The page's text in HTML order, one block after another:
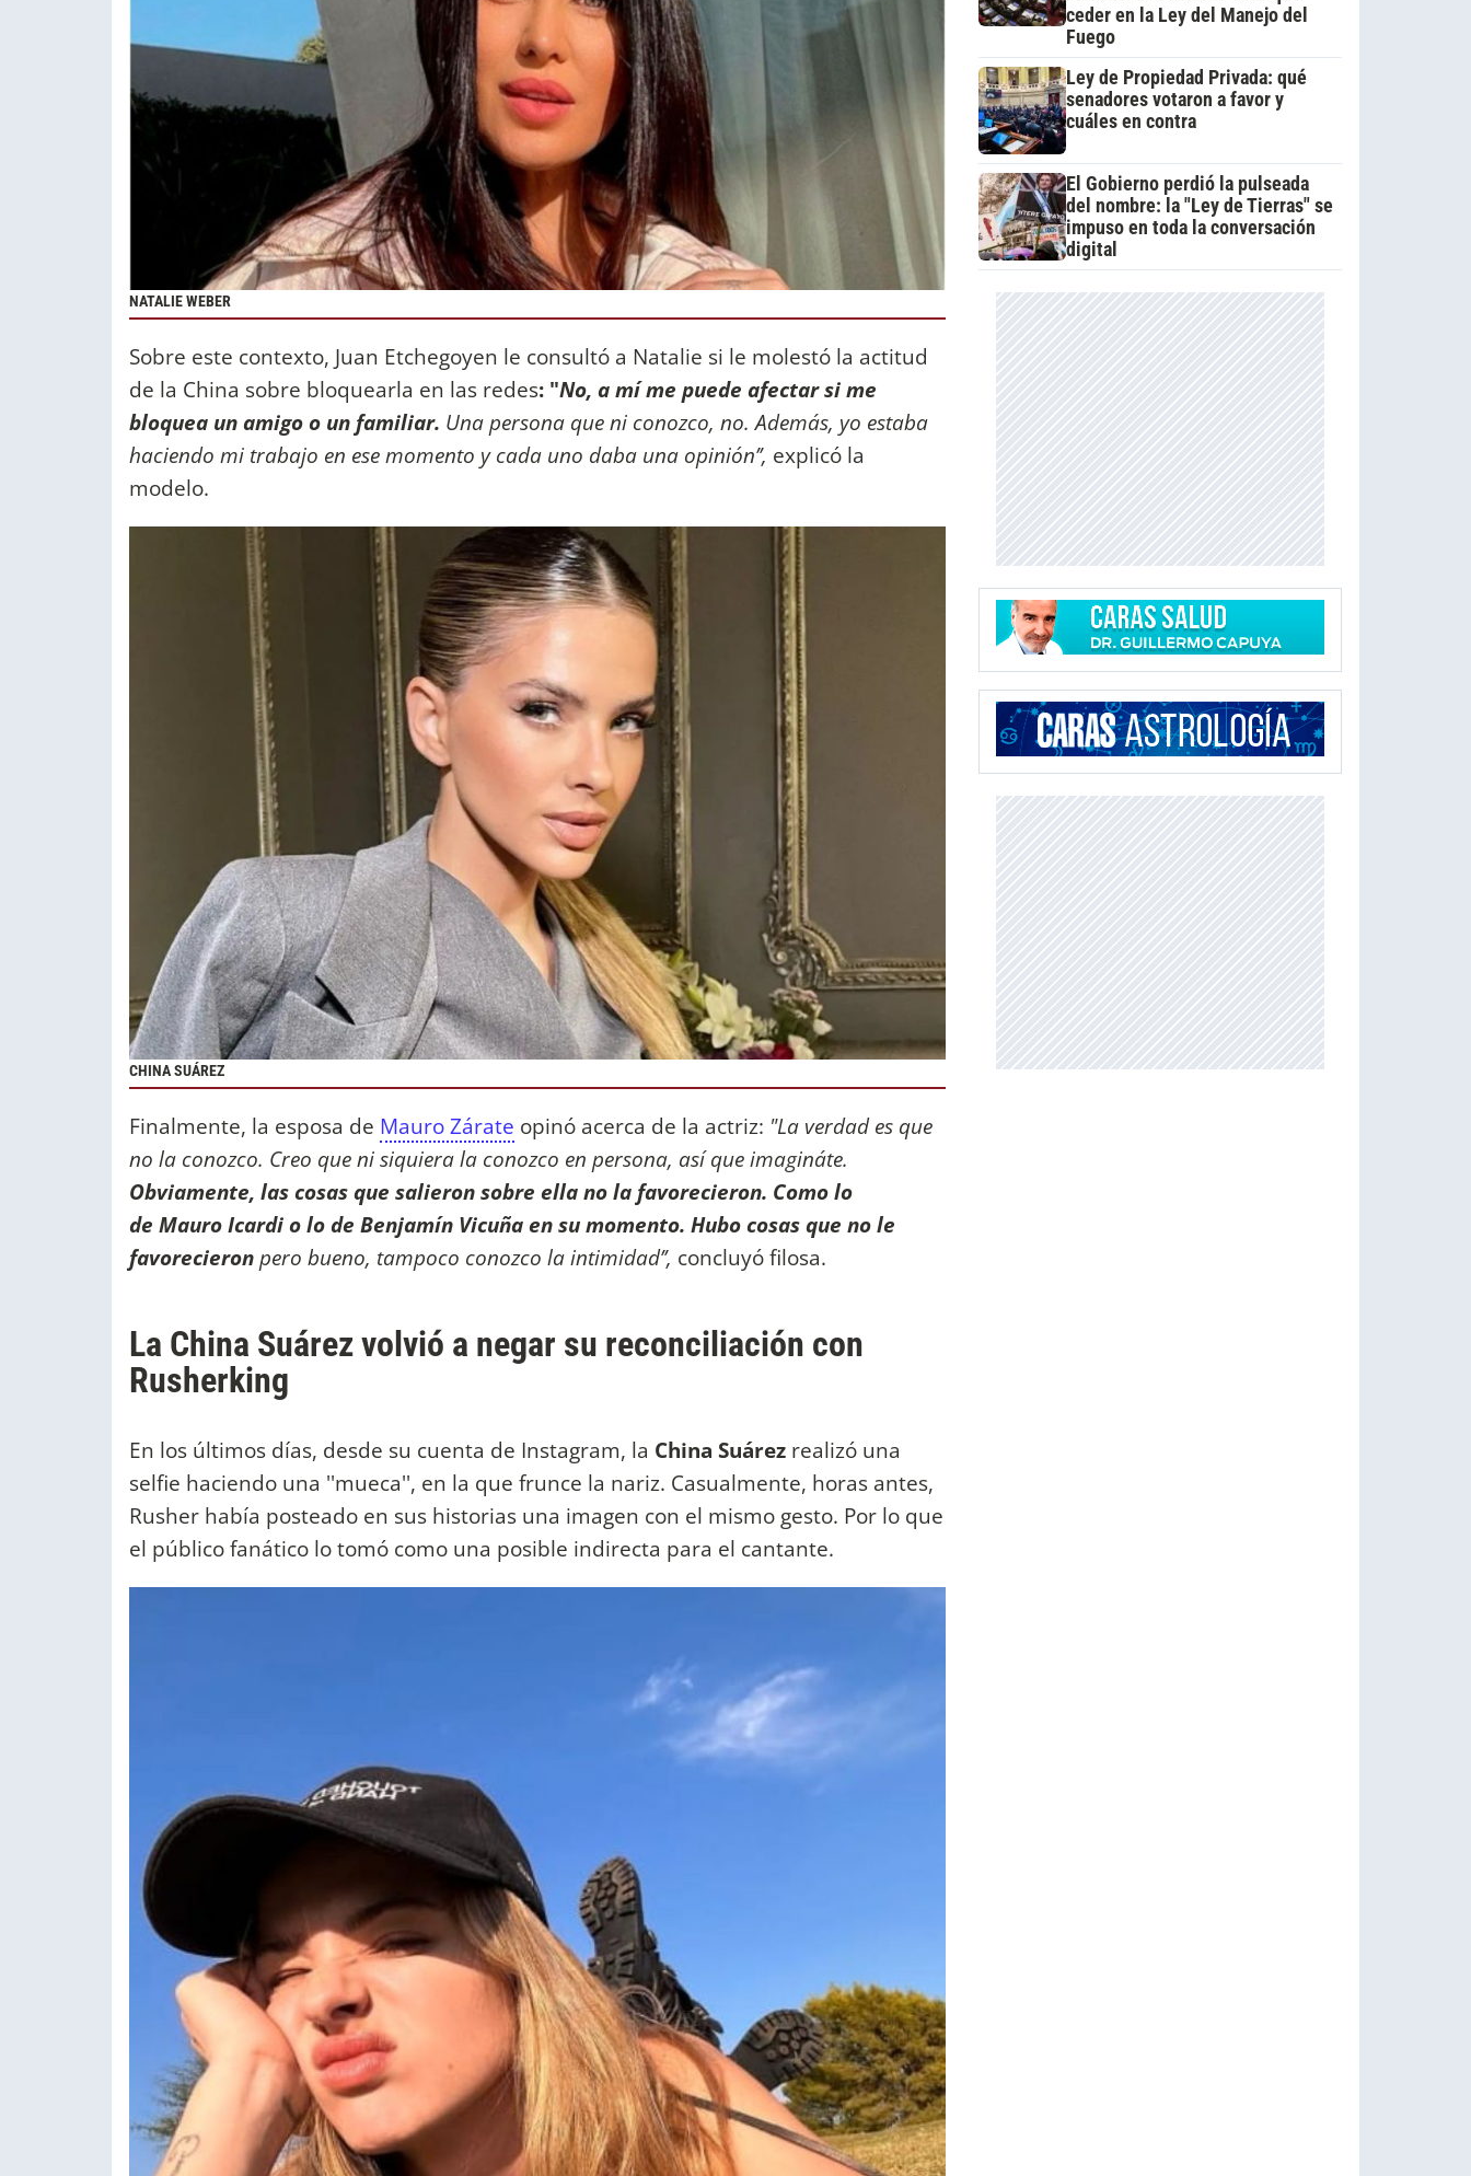
NATALIE WEBER
Sobre este contexto, Juan Etchegoyen le consultó a Natalie si le molestó la actitud
de la China sobre bloquearla en las redes: "No, a mí me puede afectar si me
bloquea un amigo o un familiar. Una persona que ni conozco, no. Además, yo estaba
haciendo mi trabajo en ese momento y cada uno daba una opinión’’, explicó la
modelo.
CHINA SUÁREZ
Finalmente, la esposa de Mauro Zárate opinó acerca de la actriz: "La verdad es que
no la conozco. Creo que ni siquiera la conozco en persona, así que imagináte.
Obviamente, las cosas que salieron sobre ella no la favorecieron. Como lo
de Mauro Icardi o lo de Benjamín Vicuña en su momento. Hubo cosas que no le
favorecieronpero bueno, tampoco conozco la intimidad’’, concluyó filosa.
La China Suárez volvió a negar su reconciliación con
Rusherking
En los últimos días, desde su cuenta de Instagram, la China Suárez realizó una
selfie haciendo una ''mueca'', en la que frunce la nariz. Casualmente, horas antes,
Rusher había posteado en sus historias una imagen con el mismo gesto. Por lo que
el público fanático lo tomó como una posible indirecta para el cantante.
ceder en la Ley del Manejo del
Fuego
Ley de Propiedad Privada: qué
senadores votaron a favor y
cuáles en contra
El Gobierno perdió la pulseada
del nombre: la "Ley de Tierras" se
impuso en toda la conversación
digital